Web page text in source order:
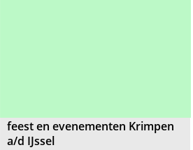
feest en evenementen Krimpen
a/d IJssel